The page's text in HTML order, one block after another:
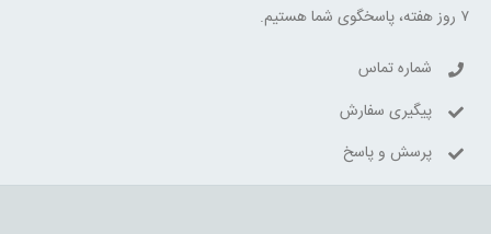
۷ روز هفته، پاسخگوی شما هستیم.
شماره تماس
پیگیری سفارش
پرسش و پاسخ